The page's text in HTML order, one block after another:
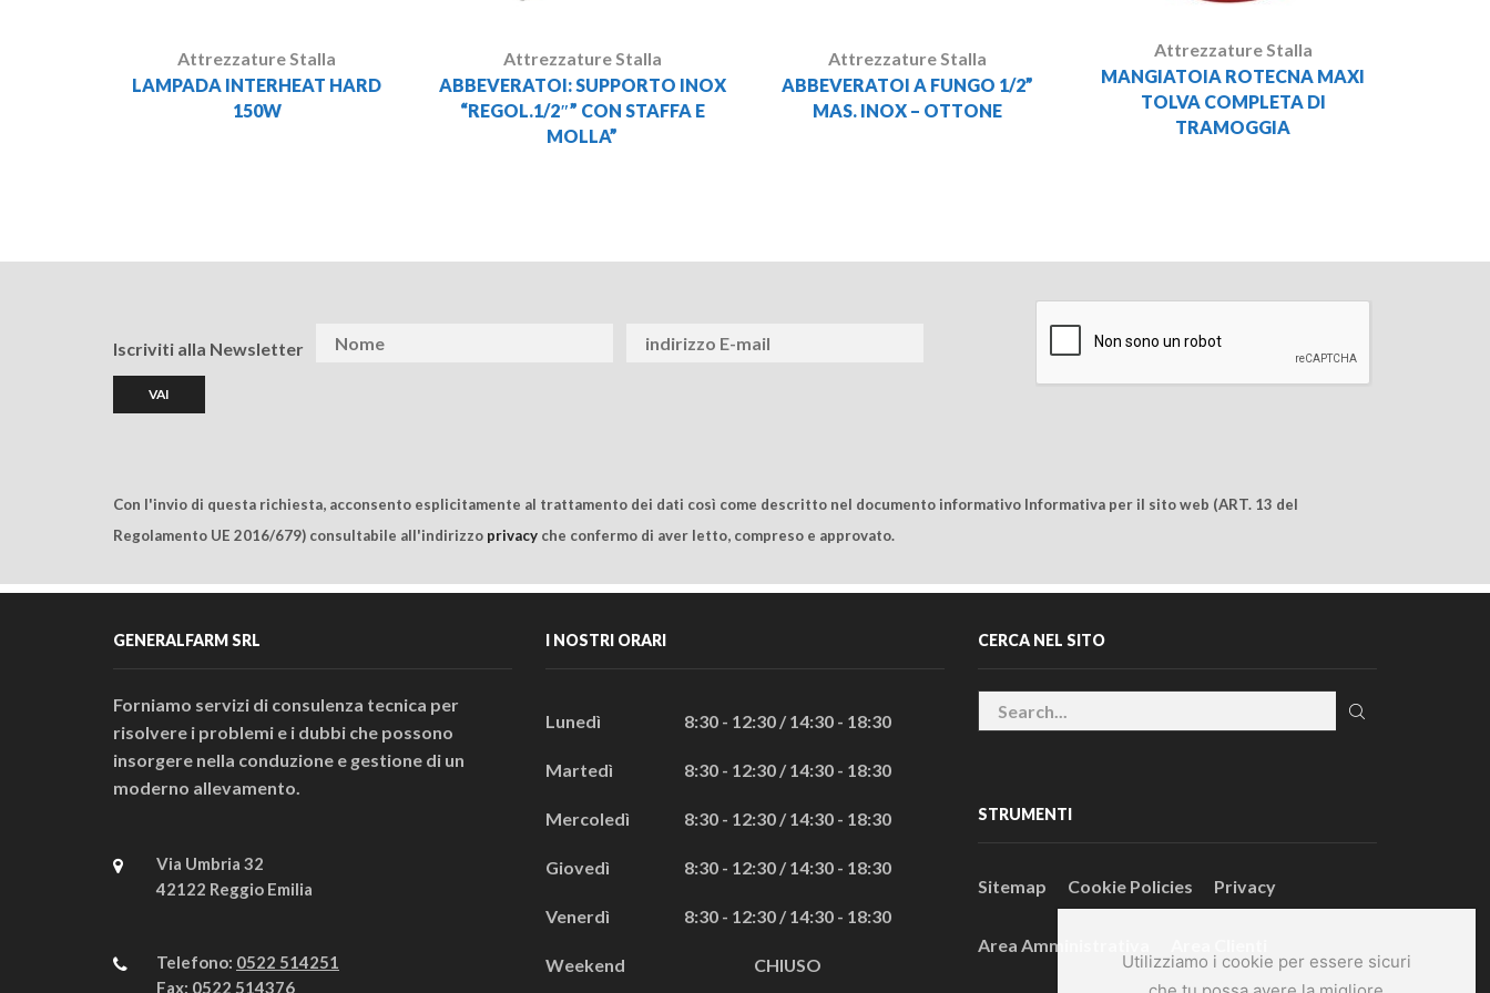
Utilizziamo i cookie per essere sicuri
Attrezzature Stalla
LAMPADA INTERHEAT HARD
150W
Attrezzature Stalla
ABBEVERATOI: SUPPORTO INOX
“REGOL.1/2″” CON STAFFA E
MOLLA”
Attrezzature Stalla
ABBEVERATOI A FUNGO 1/2”
MAS. INOX – OTTONE
Attrezzature Stalla
MANGIATOIA ROTECNA MAXI
TOLVA COMPLETA DI
TRAMOGGIA
Iscriviti alla Newsletter
Con l'invio di questa richiesta, acconsento esplicitamente al trattamento dei dati così come descritto nel documento informativo Informativa per il sito web (ART. 13 del
Regolamento UE 2016/679) consultabile all'indirizzo privacy che confermo di aver letto, compreso e approvato.
GENERALFARM SRL
Forniamo servizi di consulenza tecnica per
risolvere i problemi e i dubbi che possono
insorgere nella conduzione e gestione di un
moderno allevamento.
Via Umbria 32
42122 Reggio Emilia
Telefono: 0522 514251
Fax: 0522 514376
I NOSTRI ORARI
Lunedì 8:30 - 12:30 / 14:30 - 18:30
Martedì 8:30 - 12:30 / 14:30 - 18:30
Mercoledì 8:30 - 12:30 / 14:30 - 18:30
Giovedì 8:30 - 12:30 / 14:30 - 18:30
Venerdì 8:30 - 12:30 / 14:30 - 18:30
Weekend CHIUSO
CERCA NEL SITO
STRUMENTI
Sitemap Cookie Policies Privacy
Area Amministrativa